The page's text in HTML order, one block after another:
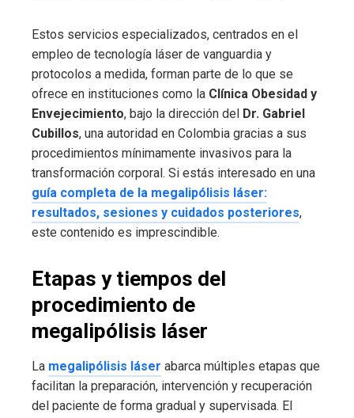
Estos servicios especializados, centrados en el
empleo de tecnología láser de vanguardia y
protocolos a medida, forman parte de lo que se
ofrece en instituciones como la Clínica Obesidad y
Envejecimiento, bajo la dirección del Dr. Gabriel
Cubillos, una autoridad en Colombia gracias a sus
procedimientos mínimamente invasivos para la
transformación corporal. Si estás interesado en una
guía completa de la megalipólisis láser:
resultados, sesiones y cuidados posteriores,
este contenido es imprescindible.
Etapas y tiempos del
procedimiento de
megalipólisis láser
La megalipólisis láser abarca múltiples etapas que
facilitan la preparación, intervención y recuperación
del paciente de forma gradual y supervisada. El